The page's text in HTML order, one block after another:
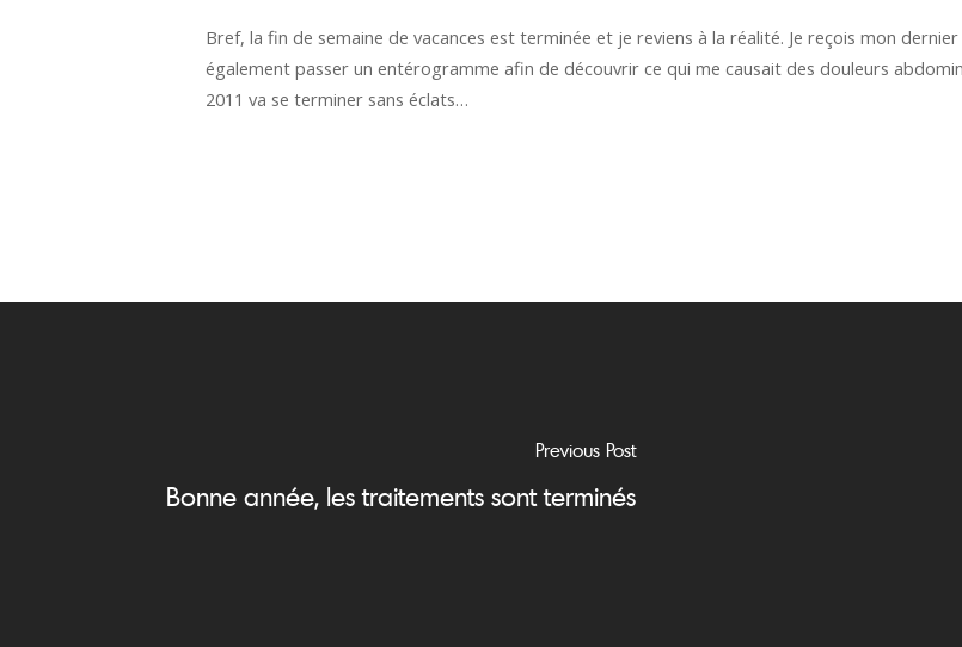
Bref, la fin de semaine de vacances est terminée et je reviens à la réalité. Je reçois mon
également passer un entérogramme afin de découvrir ce qui me causait des douleurs
2011 va se terminer sans éclats…
Previous Post
Bonne année, les traitements sont terminés